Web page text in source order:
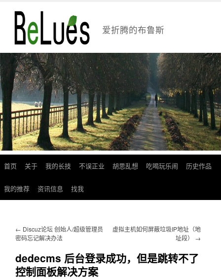
爱折腾的布鲁斯
跳
至
首页 关于 我的长技 不误正业 胡思乱想 吃喝玩乐闹 历史作品
我的推荐 资讯信息 找我
← Discuz论坛 创始人/超级管理员
密码忘记解决办法
虚拟主机如何屏蔽垃圾IP地址（地
址段） →
dedecms 后台登录成功，但是跳转不了
控制面板解决方案